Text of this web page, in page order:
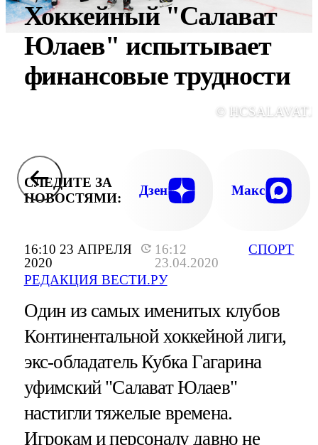
16:10 23 АПРЕЛЯ
2020
16:12
23.04.2020
РЕДАКЦИЯ ВЕСТИ.РУ
СПОРТ
Хоккейный "Салават
Юлаев" испытывает
финансовые трудности
©
СЛЕДИТЕ ЗА
НОВОСТЯМИ:
Дзен Макс
Один из самых именитых клубов
Континентальной хоккейной лиги,
экс-обладатель Кубка Гагарина
уфимский "Салават Юлаев"
настигли тяжелые времена.
Игрокам и персоналу давно не